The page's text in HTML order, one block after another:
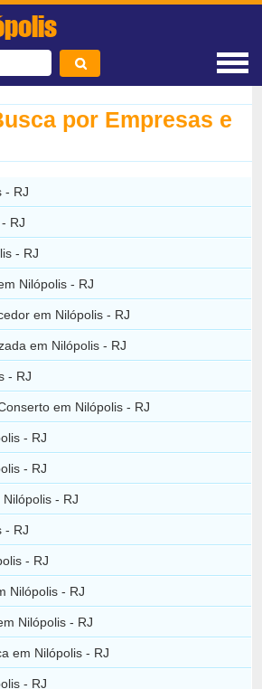
por Empresas e
- RJ
RJ
- RJ
Nilópolis - RJ
em Nilópolis - RJ
em Nilópolis - RJ
- RJ
em Nilópolis - RJ
- RJ
- RJ
- RJ
- RJ
- RJ
Nilópolis - RJ
Nilópolis - RJ
em Nilópolis - RJ
- RJ